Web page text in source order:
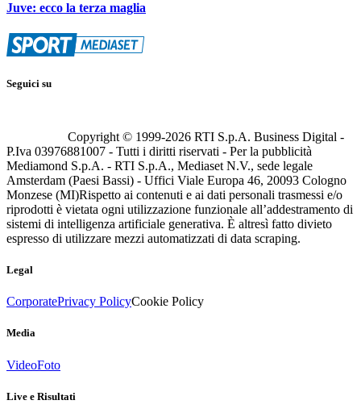
Juve: ecco la terza maglia
Seguici su
Copyright © 1999-2026 RTI S.p.A. Business Digital -
P.Iva 03976881007 - Tutti i diritti riservati - Per la pubblicità
Mediamond S.p.A. - RTI S.p.A., Mediaset N.V., sede legale
Amsterdam (Paesi Bassi) - Uffici Viale Europa 46, 20093 Cologno
Monzese (MI)Rispetto ai contenuti e ai dati personali trasmessi e/o
riprodotti è vietata ogni utilizzazione funzionale all’addestramento di
sistemi di intelligenza artificiale generativa. È altresì fatto divieto
espresso di utilizzare mezzi automatizzati di data scraping.
Legal
CorporatePrivacy PolicyCookie Policy
Media
VideoFoto
Live e Risultati